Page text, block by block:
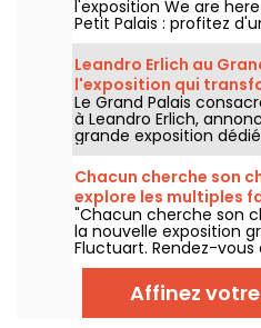
l'exposition We are
Petit Palais : profitez
d'art urbain en plein
Beaux-Arts. L'exposition
gratuitement du 20 juin
2026.
Leandro Erlich au
l'exposition qui
sur le réel - nos photos
Le Grand Palais
à Leandro Erlich,
grande exposition
Europe ! Rendez-vous
septembre 2026 pour
singulier de Leandro
installations qui
notre perception dans
Chacun cherche son
explore les multiples
Fluctuart - nos photos
"Chacun cherche son
la nouvelle exposition
Fluctuart. Rendez-
2026 pour admirer les
d'artistes issus de l’art
l'occasion, Madame,
Wenna explorent les
Affinez